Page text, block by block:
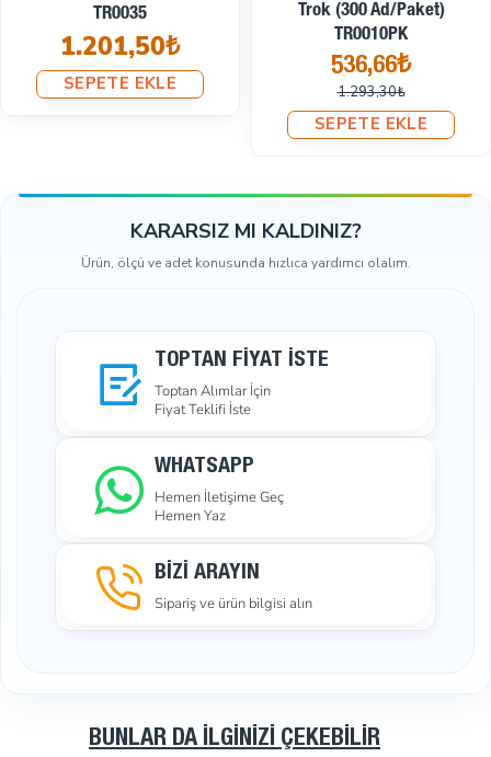
Trok (300 Ad/Paket)
TR0035PK
634,23₺
1.201,46₺
Saç Trok (250 Ad/Paket)
TR0031PK
528,68₺
1.109,98₺
SEPETE EKLE
KARARSIZ MI KALDINIZ?
Ürün, ölçü ve adet konusunda hızlıca yardımcı olalım.
TOPTAN FIYAT İSTE
Toptan Alımlar İçin
Fiyat Teklifi İste
WHATSAPP
Hemen İletişime Geç
Hemen Yaz
BİZİ ARAYIN
Sipariş ve ürün bilgisi alın
BUNLAR DA İLGINIZI ÇEKEBILIR